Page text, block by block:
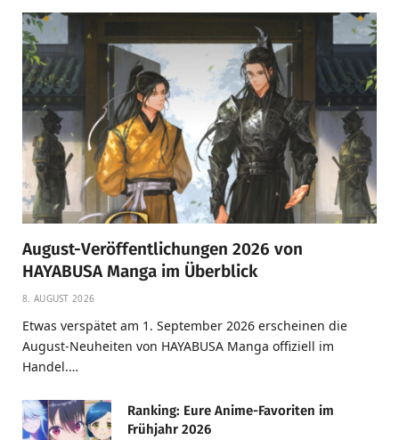
August-Veröffentlichungen 2026 von
HAYABUSA Manga im Überblick
8. AUGUST 2026
Etwas verspätet am 1. September 2026 erscheinen die
August-Neuheiten von HAYABUSA Manga offiziell im
Handel.…
Ranking: Eure Anime-Favoriten im
Frühjahr 2026